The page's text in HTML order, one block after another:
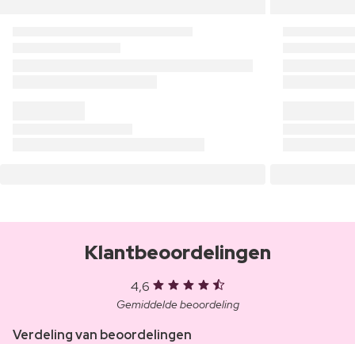
Klantbeoordelingen
4,6
Gemiddelde beoordeling
Verdeling van beoordelingen